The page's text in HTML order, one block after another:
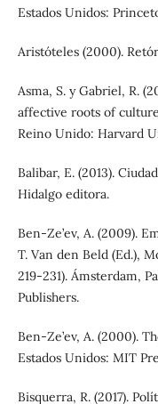
Estados Unidos:
Aristóteles (2000).
Asma, S. y Gabriel, R.
affective roots of
Reino Unido: Harvard
Balibar, E. (2013).
Hidalgo editora.
Ben-Ze’ev, A. (2009).
T. Van den Beld (Ed.),
219-231). Ámsterdam,
Publishers.
Ben-Ze’ev, A. (2000).
Estados Unidos: MIT
Bisquerra, R. (2017).